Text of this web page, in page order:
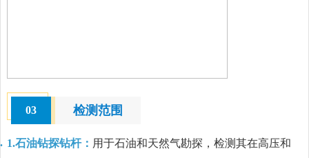
03 检测范围
1.石油钻探钻杆： 用于石油和天然气勘探，检测其在高压和